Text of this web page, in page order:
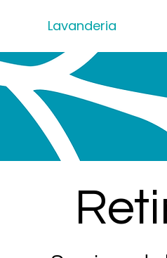
Lavanderia